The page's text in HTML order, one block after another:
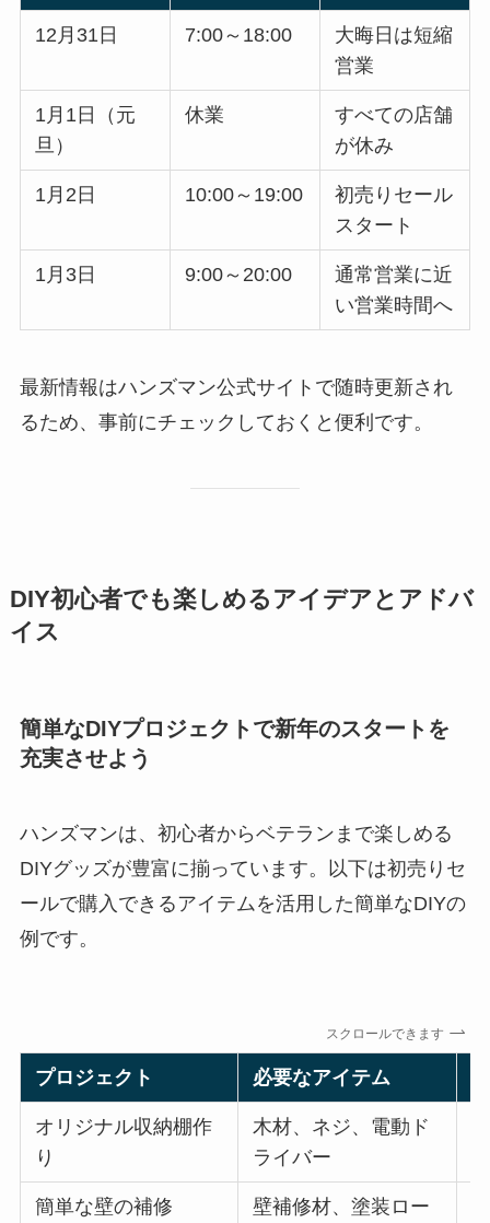
12月31日 7:00～18:00
大晦日は短縮
営業
1月1日（元
旦）
休業
すべての店舗
が休み
1月2日 10:00～19:00
初売りセール
スタート
1月3日 9:00～20:00
通常営業に近
い営業時間へ
最新情報はハンズマン公式サイトで随時更新され
るため、事前にチェックしておくと便利です。
DIY初心者でも楽しめるアイデアとアドバ
イス
簡単なDIYプロジェクトで新年のスタートを
充実させよう
ハンズマンは、初心者からベテランまで楽しめる
DIYグッズが豊富に揃っています。以下は初売りセ
ールで購入できるアイテムを活用した簡単なDIYの
例です。
スクロールできます
プロジェクト 必要なアイテム
オリジナル収納棚作
り
木材、ネジ、電動ド
ライバー
簡単な壁の補修
壁補修材、塗装ロー